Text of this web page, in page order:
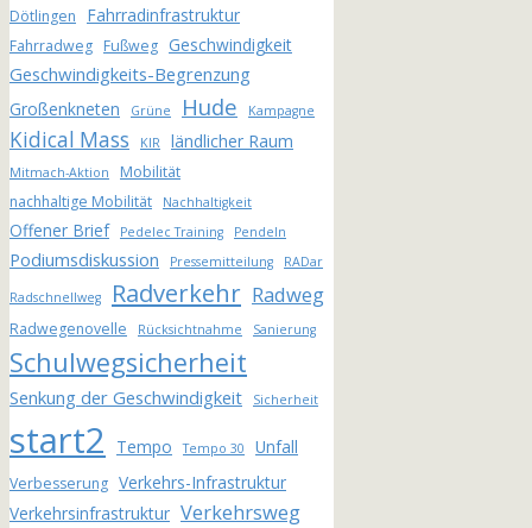
Dötlingen
Fahrradinfrastruktur
Fahrradweg Fußweg Geschwindigkeit
Geschwindigkeits-Begrenzung
Großenkneten Grüne Hude Kampagne
Kidical Mass KIR ländlicher Raum
Mitmach-Aktion
Mobilität
nachhaltige Mobilität
Nachhaltigkeit
Offener Brief Pedelec Training Pendeln
Podiumsdiskussion Pressemitteilung RADar
Radschnellweg Radverkehr Radweg
Radwegenovelle Rücksichtnahme Sanierung
Schulwegsicherheit
Senkung der Geschwindigkeit Sicherheit
start2 Tempo Tempo 30 Unfall
Verbesserung Verkehrs-Infrastruktur
Verkehrsinfrastruktur Verkehrsweg